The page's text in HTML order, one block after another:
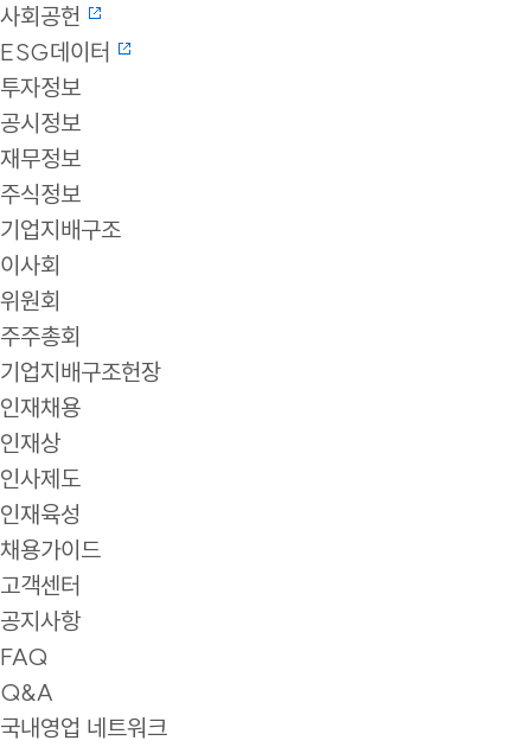
사회공헌
ESG데이터
투자정보
공시정보
재무정보
주식정보
기업지배구조
이사회
위원회
주주총회
기업지배구조헌장
인재채용
인재상
인사제도
인재육성
채용가이드
고객센터
공지사항
FAQ
Q&A
국내영업 네트워크